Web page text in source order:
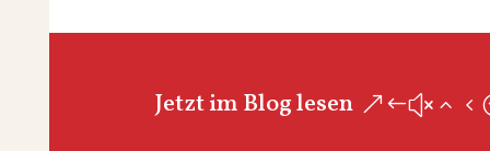
Jetzt im Blog lesen